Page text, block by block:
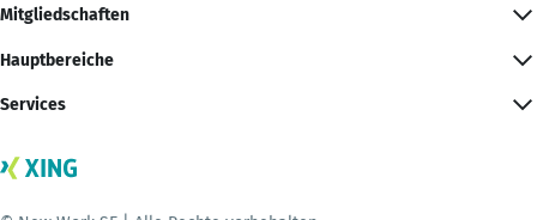
Mitgliedschaften
Hauptbereiche
Services